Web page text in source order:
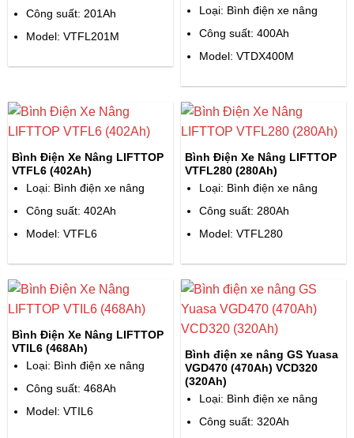
Công suất: 201Ah
Model: VTFL201M
Loại: Bình điện xe nâng
Công suất: 400Ah
Model: VTDX400M
Bình Điện Xe Nâng LIFTTOP
VTFL6 (402Ah)
Loại: Bình điện xe nâng
Công suất: 402Ah
Model: VTFL6
Bình Điện Xe Nâng LIFTTOP
VTFL280 (280Ah)
Loại: Bình điện xe nâng
Công suất: 280Ah
Model: VTFL280
Bình Điện Xe Nâng LIFTTOP
VTIL6 (468Ah)
Loại: Bình điện xe nâng
Công suất: 468Ah
Model: VTIL6
Bình điện xe nâng GS Yuasa
VGD470 (470Ah) VCD320
(320Ah)
Loại: Bình điện xe nâng
Công suất: 320Ah